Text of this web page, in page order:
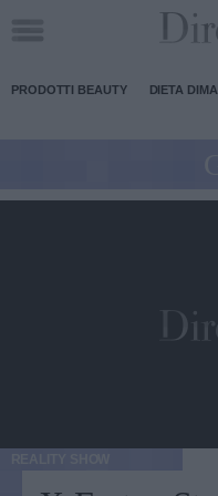
PRODOTTI BEAUTY DIETA